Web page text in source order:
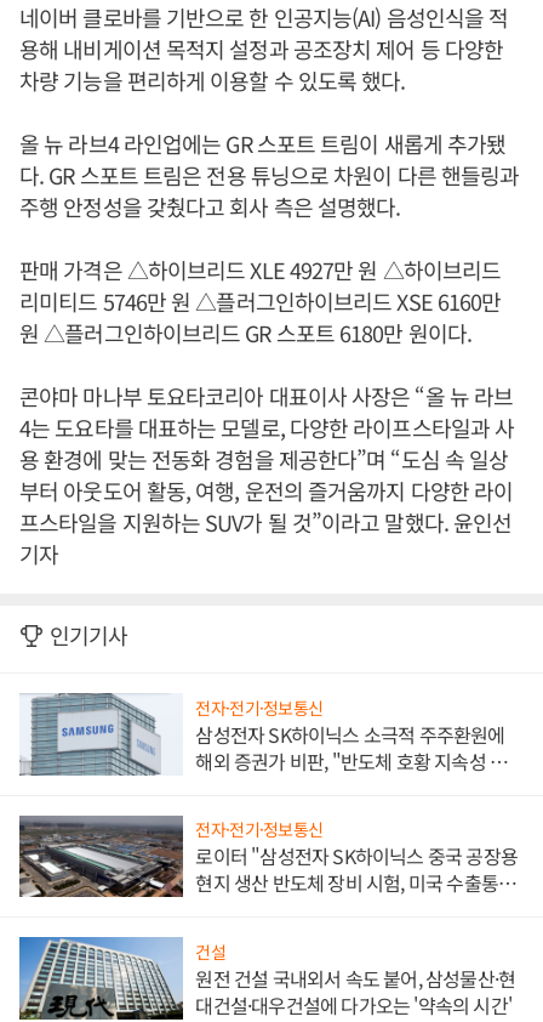
네이버 클로바를 기반으로 한 인공지능(AI) 음성인식을 적
용해 내비게이션 목적지 설정과 공조장치 제어 등 다양한
차량 기능을 편리하게 이용할 수 있도록 했다.
올 뉴 라브4 라인업에는 GR 스포트 트림이 새롭게 추가됐
다. GR 스포트 트림은 전용 튜닝으로 차원이 다른 핸들링과
주행 안정성을 갖췄다고 회사 측은 설명했다.
판매 가격은 △하이브리드 XLE 4927만 원 △하이브리드
리미티드 5746만 원 △플러그인하이브리드 XSE 6160만
원 △플러그인하이브리드 GR 스포트 6180만 원이다.
콘야마 마나부 토요타코리아 대표이사 사장은 “올 뉴 라브
4는 도요타를 대표하는 모델로, 다양한 라이프스타일과 사
용 환경에 맞는 전동화 경험을 제공한다”며 “도심 속 일상
부터 아웃도어 활동, 여행, 운전의 즐거움까지 다양한 라이
프스타일을 지원하는 SUV가 될 것”이라고 말했다. 윤인선
기자
인기기사
전자·전기·정보통신
삼성전자 SK하이닉스 소극적 주주환원에
해외 증권가 비판, "반도체 호황 지속성 의
전자·전기·정보통신
로이터 "삼성전자 SK하이닉스 중국 공장용
현지 생산 반도체 장비 시험, 미국 수출통제
건설
원전 건설 국내외서 속도 붙어, 삼성물산·현
대건설·대우건설에 다가오는 '약속의 시간'